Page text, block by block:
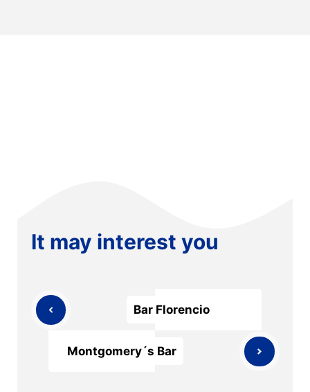
It may interest you
Bar Florencio
Montgomery´s Bar